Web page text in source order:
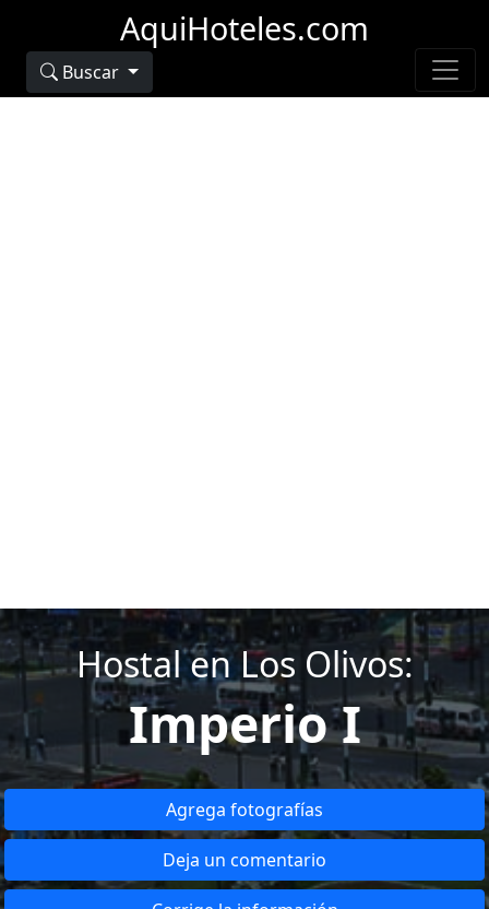
AquiHoteles.com
Buscar
Hostal en Los Olivos:
Imperio I
Agrega fotografías
Deja un comentario